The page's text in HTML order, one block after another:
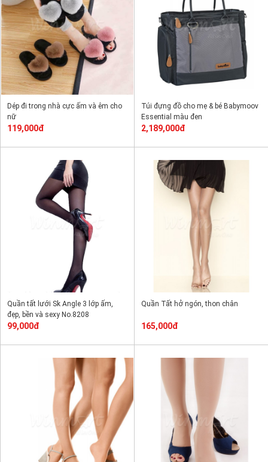
Dép đi trong nhà cực ấm và êm cho
nữ
119,000đ
Túi đựng đồ cho mẹ & bé Babymoov
Essential màu đen
2,189,000đ
Quần tất lưới Sk Angle 3 lớp ấm,
đẹp, bền và sexy No.8208
99,000đ
Quần Tất hở ngón, thon chân
165,000đ